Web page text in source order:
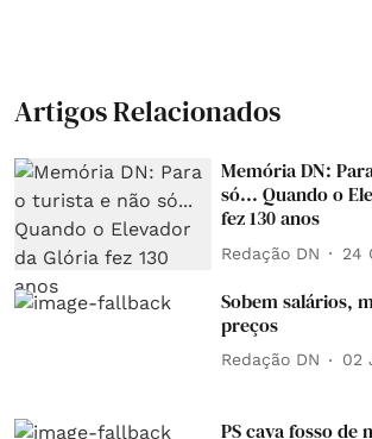
Artigos Relacionados
Memória DN:
só... Quando o
fez 130 anos
Redação DN 24
Sobem salários,
preços
Redação DN 02
PS cava fosso de